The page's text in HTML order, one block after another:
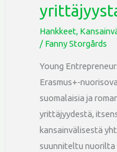
Hankkeet,
/ Fanny Storgårds
Young
suomalaisia ja
yrittäjyydestä,
kansainvälisestä
suunniteltu